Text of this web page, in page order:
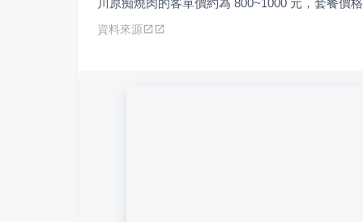
川原痴燒肉的客單價約為 800~1000 元，套餐價
資料來源